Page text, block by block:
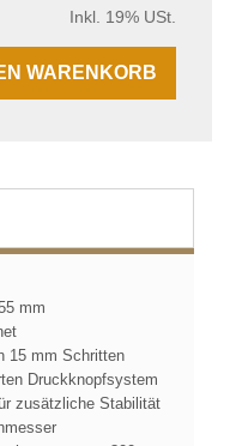
Inkl. 19% USt.
WARENKORB
mm
15 mm Schritten
Druckknopfsystem
zusätzliche Stabilität